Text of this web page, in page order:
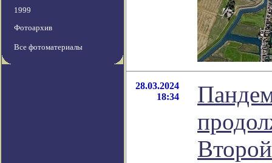
1999
Фотоархив
Все фотоматериалы
28.03.2024
18:34